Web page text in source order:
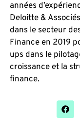
années
Deloitte &
dans le secteur
Finance en 2019
ups dans le
croissance et la
finance.